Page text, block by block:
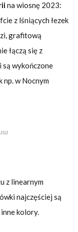
na wiosnę 2023:
z lśniących łezek
grafitową
łączą się z
są wykończone
w Nocnym
z linearnym
najczęściej są
kolory.